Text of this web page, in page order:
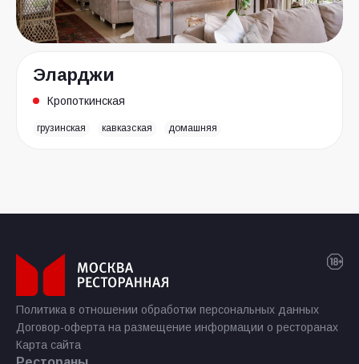
Эларджи
Кропоткинская
грузинская кавказская домашняя
Политика в отношении обработки персональных данных
Договор-оферта на размещение информации о ресторанах
Карта сайта